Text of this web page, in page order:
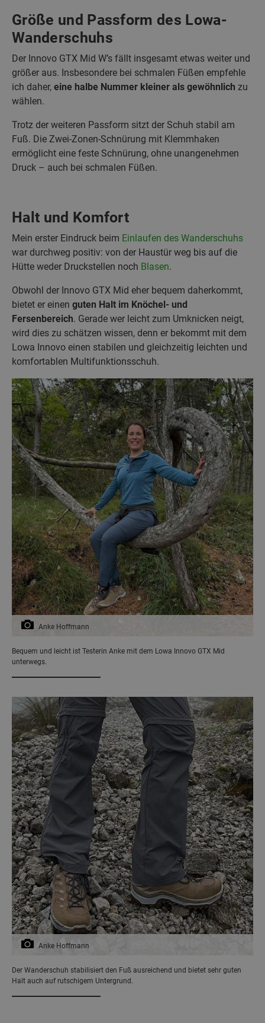
Größe und Passform des Lowa-
Wanderschuhs
Der Innovo GTX Mid W’s fällt insgesamt etwas weiter und
größer aus. Insbesondere bei schmalen Füßen empfehle
ich daher, eine halbe Nummer kleiner als gewöhnlich zu
wählen.
Trotz der weiteren Passform sitzt der Schuh stabil am
Fuß. Die Zwei-Zonen-Schnürung mit Klemmhaken
ermöglicht eine feste Schnürung, ohne unangenehmen
Druck – auch bei schmalen Füßen.
Halt und Komfort
Mein erster Eindruck beim Einlaufen des Wanderschuhs
war durchweg positiv: von der Haustür weg bis auf die
Hütte weder Druckstellen noch Blasen.
Obwohl der Innovo GTX Mid eher bequem daherkommt,
bietet er einen guten Halt im Knöchel- und
Fersenbereich. Gerade wer leicht zum Umknicken neigt,
wird dies zu schätzen wissen, denn er bekommt mit dem
Lowa Innovo einen stabilen und gleichzeitig leichten und
komfortablen Multifunktionsschuh.
Anke Hoffmann
Bequem und leicht ist Testerin Anke mit dem Lowa Innovo GTX Mid
unterwegs.
Anke Hoffmann
Der Wanderschuh stabilisiert den Fuß ausreichend und bietet sehr guten
Halt auch auf rutschigem Untergrund.